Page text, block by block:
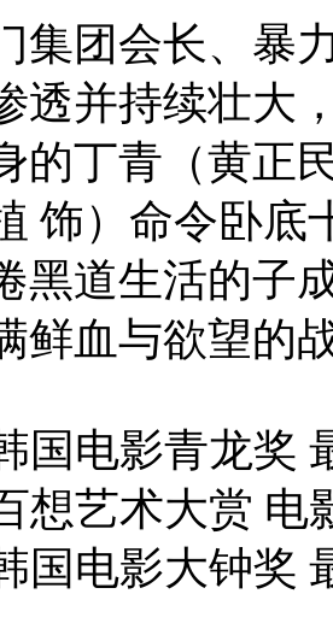
团会长、暴力
透并持续壮大
的丁青（黄正
饰）命令卧
黑道生活的子
血与欲望的战
国电影青龙奖
想艺术大赏 电
国电影大钟奖